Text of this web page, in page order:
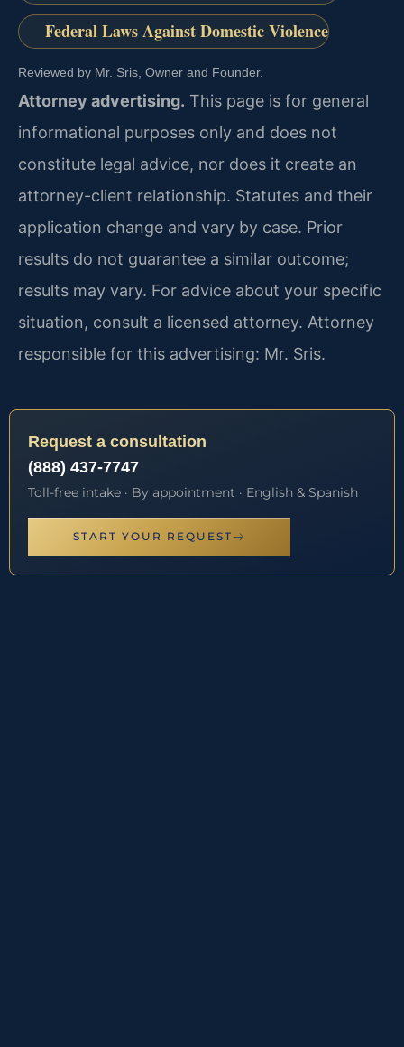
Federal Laws Against Domestic Violence
Reviewed by Mr. Sris, Owner and Founder.
Attorney advertising. This page is for general
informational purposes only and does not
constitute legal advice, nor does it create an
attorney-client relationship. Statutes and their
application change and vary by case. Prior
results do not guarantee a similar outcome;
results may vary. For advice about your specific
situation, consult a licensed attorney. Attorney
responsible for this advertising: Mr. Sris.
Request a consultation
(888) 437-7747
Toll-free intake · By appointment · English & Spanish
START YOUR REQUEST